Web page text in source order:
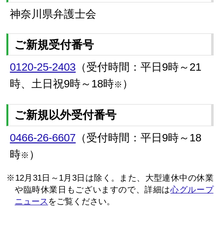
神奈川県弁護士会
ご新規受付番号
0120-25-2403 （受付時間：平日9時～21
時、土日祝9時～18時※ ）
ご新規以外受付番号
0466-26-6607 （受付時間：平日9時～18
時※ ）
※12月31日～1月3日は除く。また、大型連休中の休業
や臨時休業日もございますので、詳細は心グループ
ニュース をご覧ください。